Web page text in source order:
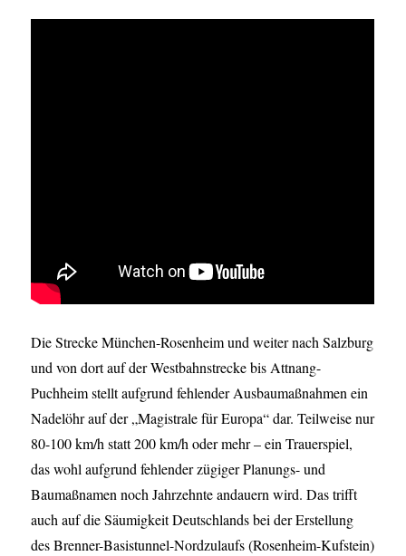
Die Strecke München-Rosenheim und weiter nach Salzburg
und von dort auf der Westbahnstrecke bis Attnang-
Puchheim stellt aufgrund fehlender Ausbaumaßnahmen ein
Nadelöhr auf der „Magistrale für Europa“ dar. Teilweise nur
80-100 km/h statt 200 km/h oder mehr – ein Trauerspiel,
das wohl aufgrund fehlender zügiger Planungs- und
Baumaßnamen noch Jahrzehnte andauern wird. Das trifft
auch auf die Säumigkeit Deutschlands bei der Erstellung
des Brenner-Basistunnel-Nordzulaufs (Rosenheim-Kufstein)